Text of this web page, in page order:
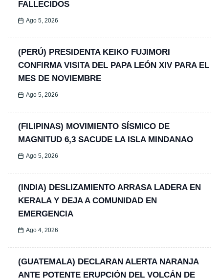
FALLECIDOS
Ago 5, 2026
(PERÚ) PRESIDENTA KEIKO FUJIMORI
CONFIRMA VISITA DEL PAPA LEÓN XIV PARA EL
MES DE NOVIEMBRE
Ago 5, 2026
(FILIPINAS) MOVIMIENTO SÍSMICO DE
MAGNITUD 6,3 SACUDE LA ISLA MINDANAO
Ago 5, 2026
(INDIA) DESLIZAMIENTO ARRASA LADERA EN
KERALA Y DEJA A COMUNIDAD EN
EMERGENCIA
Ago 4, 2026
(GUATEMALA) DECLARAN ALERTA NARANJA
ANTE POTENTE ERUPCIÓN DEL VOLCÁN DE